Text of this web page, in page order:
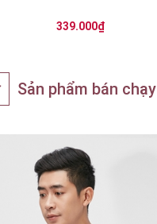
339.000₫
Sản phẩm bán chạy